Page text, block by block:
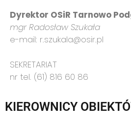
Dyrektor OSiR Tarnowo
mgr Radosław Szukała
e-mail: r.szukala@osir.pl
SEKRETARIAT
nr tel. (61) 816 60 86
KIEROWNICY